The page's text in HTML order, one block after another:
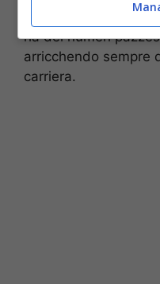
l’argentino arrivato
ha dei numeri
arricchendo sempre
carriera.